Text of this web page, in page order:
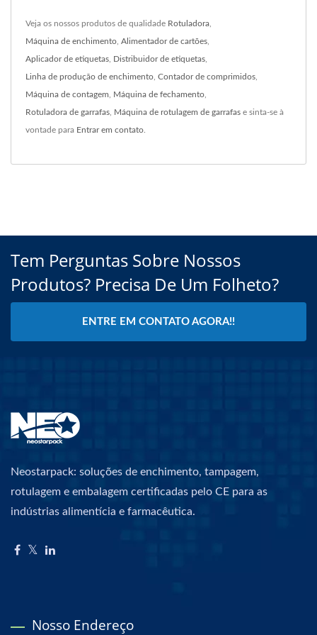
Veja os nossos produtos de qualidade Rotuladora
Máquina de enchimento Alimentador de cartões
Aplicador de etiquetas Distribuidor de etiquetas
Linha de produção de enchimento Contador de comprimidos
Máquina de contagem Máquina de fechamento
Rotuladora de garrafas Máquina de rotulagem de garrafas e sinta-se à
vontade para Entrar em contato
Tem Perguntas Sobre Nossos
Produtos? Precisa De Um Folheto?
ENTRE EM CONTATO AGORA!!
Neostarpack: soluções de enchimento, tampagem,
rotulagem e embalagem certificadas pelo CE para as
indústrias alimentícia e farmacêutica.
Nosso Endereço